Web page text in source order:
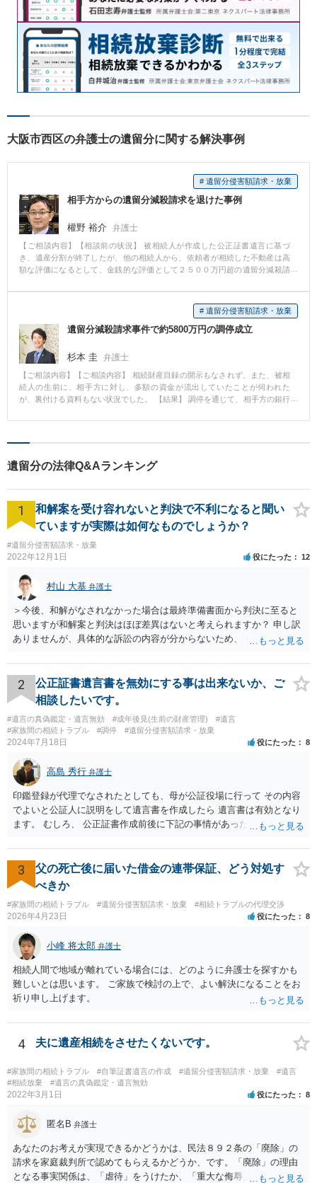
大阪市西区の弁護士の遺留分に関する解決事例
# 遺留分侵害額請求・放棄
相手方からの遺留分減殺請求を退けた事例
權野 裕介 弁護士
【ご相談内容】【相談前の状況】 被相続人が作成した公正証書遺言に基づ
き、遺産分割が終了したが、他の相続人から、依頼者が相続した不動産は高
額な評価になるとして、金銭的な評価として２５００万円超の遺留分減殺請
の評価が争点になることが判明したことから、ただちに不動産鑑定士の協力
も仰ぎ、対象不動産の鑑定を実施。 その結果、対象不動産を適正に評価すれ
ば、遺留分減殺請求が認められないことが判明したため、鑑定書を裁判所に
提出し、相手方の請求は認められないことを主張した。 最終的に裁判所での
鑑定も実施されたが、その鑑定結果は、当方で提出した鑑定結果とほぼ同じ
内容で、相手方の遺留分減殺請求を全て退けた。 【コメント】 早期の段階で
不動産鑑定士の協力も得て、対象不動産の評価を正確に把握し、相手方の請
求に対しどのように対応するかを見極めることができたことが、成功の鍵と
なりました。
# 遺留分侵害額請求・放棄
遺留分減殺請求事件で約5800万円の調停成立
杉本 圭 弁護士
【ご相談内容】【ご相談内容】 相続財産目録の開示もなされず、また、被相
続人の生前に、相手方に対し、多額の資金が流出していたことが伺われた
が、裏付ける資料もない状況でした。 【結果】 調停を通じて、相手方の銀行
ら相手方に流出していることが判明し、有利な条件での調停が可能となりま
ぼって調べることで特別受益の額が増加し、結果として当初の想定よりも多
額の遺留分が認められたものです。 遺留分の存在を意識せずに権利を失って
す。
遺留分の法律Q&Aランキング
1
和解案を受け容れないと判決で不利になると聞い
ていますが実際は如何なものでしょうか？
#遺留分侵害額請求・放棄
2022年12月1日 役にたった 12
村山 大基 弁護士
＞今後、和解がなされなかった場合は最終準備書面から判決に至ると
思いますが和解案と判決はほぼ差異はないと考えられますか？ 申し訳
ありませんが、具体的な訴訟の内容が分からないため、 何とも回答が
わかっている代理人弁護士に聞くか、 訴訟資料を持って面談相談に行
ってみましょう。 その上で、一般論として回答するなら、和解案と判
決は（ケースによって程度の差はあっても）食い違うことが多いで
す。 金額は適当ですが、例えば判決で１００万円支払え、という結論
になりそうな場合、 そのまま１００万円を和解案として提示しても、
判決と変わらないなら払う側としてはあまり和解に応じようという気
のまま判決で１００万円支払いとなるより、７０万円でまとめた方が
マシ」ということで、 合意の可能性が出てきます。 応じるかどうか
は、判決になったらどうなりそうか、という点についての検討が不可
欠ですので、 初めに述べた通り、代理人と相談するか、資料を持って
面談相談に行ってみることをお勧めします。
2
公正証書遺言書を無効にする事は出来ないか、ご
相談したいです。
#遺言の真偽鑑定・遺言無効 #成年後見(生前の財産管理)
#遺言
#家族間の相続トラブル
#調停 #遺留分侵害額請求・放棄
2024年7月18日 役にたった 8
高島 秀行 弁護士
印鑑登録が代理でなされたとしても、母が公証役場に行って その内容
でよいと公証人に説明をして遺言書を作成したら 遺言書は有効となり
ます。 むしろ、 公正証書作成前後に下記の事情があったことが証明で
月に携帯が新しくなった母からの第一声は「ここにいたら殺される」
「面会に来てくれ」で、長男に聞くと「面会は出来ない。俺は携帯電
話の使い方を教える為に会っている」「母の話は聞かなくて良い」と
電話が切れました。その後の電話でも「食事に毒が入っている」「体
にチップが埋められている」等、おかしかったです。 当時の診療記
録、介護認定の資料、介護記録を取得して 弁護士に面談で相談された
方がよいと思います。
3
父の死亡後に届いた借金の連帯保証、どう対処す
べきか
#家族間の相続トラブル #遺留分侵害額請求・放棄 #相続トラブルの代理交渉
2026年4月23日 役にたった 8
小峰 将太郎 弁護士
相続人間で地域が離れている場合には、どのように弁護士を探すかも
難しいとは思います。 ご家族で検討の上で、よい解決になることをお
祈り申し上げます。
4 夫に遺産相続をさせたくないです。
#家族間の相続トラブル #自筆証書遺言の作成 #遺留分侵害額請求・放棄
#遺言
#相続放棄
#遺言の真偽鑑定・遺言無効
2022年3月1日 役にたった 8
匿名B 弁護士
あなたのお考えが実現できるかどうかは、民法８９２条の「廃除」の
請求を家庭裁判所で認めてもらえるかどうか、です。「廃除」の理由
となる事実関係は、「虐待」をうけたか、「重大な侮辱」を受けた